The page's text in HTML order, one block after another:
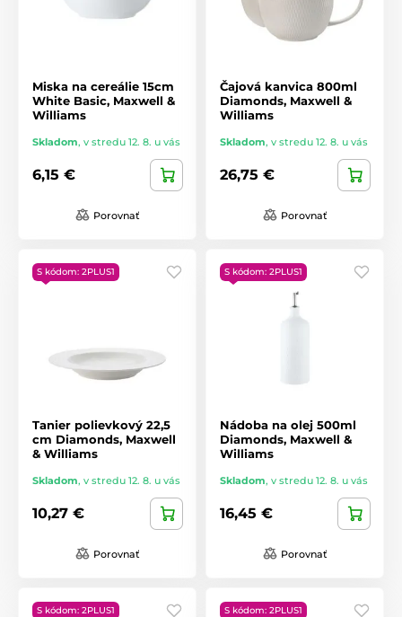
Miska na cereálie 15cm
White Basic, Maxwell &
Williams
Skladom, v stredu 12. 8. u vás
6,15 €
Porovnať
Čajová kanvica 800ml
Diamonds, Maxwell &
Williams
Skladom, v stredu 12. 8. u vás
26,75 €
Porovnať
S kódom: 2PLUS1
Tanier polievkový 22,5
cm Diamonds, Maxwell
& Williams
Skladom, v stredu 12. 8. u vás
10,27 €
Porovnať
S kódom: 2PLUS1
Nádoba na olej 500ml
Diamonds, Maxwell &
Williams
Skladom, v stredu 12. 8. u vás
16,45 €
Porovnať
S kódom: 2PLUS1 S kódom: 2PLUS1